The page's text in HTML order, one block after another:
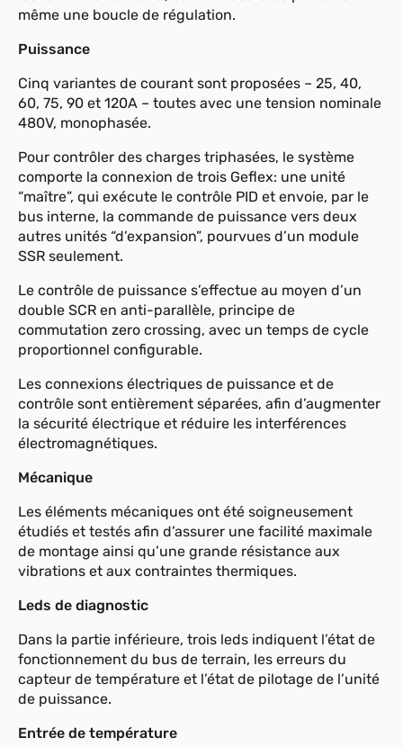
même une boucle de régulation.
Puissance
Cinq variantes de courant sont proposées – 25, 40,
60, 75, 90 et 120A – toutes avec une tension nominale
480V, monophasée.
Pour contrôler des charges triphasées, le système
comporte la connexion de trois Geflex: une unité
“maître”, qui exécute le contrôle PID et envoie, par le
bus interne, la commande de puissance vers deux
autres unités “d’expansion”, pourvues d’un module
SSR seulement.
Le contrôle de puissance s’effectue au moyen d’un
double SCR en anti-parallèle, principe de
commutation zero crossing, avec un temps de cycle
proportionnel configurable.
Les connexions électriques de puissance et de
contrôle sont entièrement séparées, afin d’augmenter
la sécurité électrique et réduire les interférences
électromagnétiques.
Mécanique
Les éléments mécaniques ont été soigneusement
étudiés et testés afin d’assurer une facilité maximale
de montage ainsi qu’une grande résistance aux
vibrations et aux contraintes thermiques.
Leds de diagnostic
Dans la partie inférieure, trois leds indiquent l’état de
fonctionnement du bus de terrain, les erreurs du
capteur de température et l’état de pilotage de l’unité
de puissance.
Entrée de température